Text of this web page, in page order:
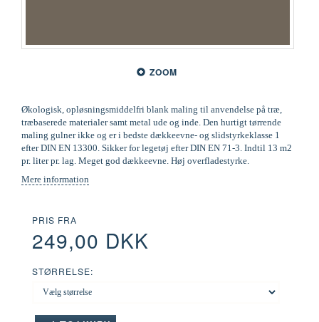
ZOOM
Økologisk, opløsningsmiddelfri blank maling til anvendelse på træ,
træbaserede materialer samt metal ude og inde. Den hurtigt tørrende
maling gulner ikke og er i bedste dækkeevne- og slidstyrkeklasse 1
efter DIN EN 13300. Sikker for legetøj efter DIN EN 71-3. Indtil 13 m2
pr. liter pr. lag. Meget god dækkeevne. Høj overfladestyrke.
Mere information
PRIS FRA
249,00 DKK
STØRRELSE: